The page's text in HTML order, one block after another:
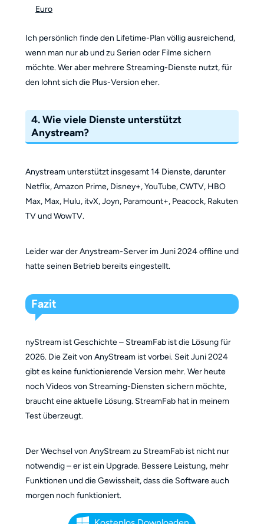
Euro
Ich persönlich finde den Lifetime-Plan völlig ausreichend,
wenn man nur ab und zu Serien oder Filme sichern
möchte. Wer aber mehrere Streaming-Dienste nutzt, für
den lohnt sich die Plus-Version eher.
4. Wie viele Dienste unterstützt
Anystream?
Anystream unterstützt insgesamt 14 Dienste, darunter
Netflix, Amazon Prime, Disney+, YouTube, CWTV, HBO
Max, Max, Hulu, itvX, Joyn, Paramount+, Peacock, Rakuten
TV und WowTV.
Leider war der Anystream-Server im Juni 2024 offline und
hatte seinen Betrieb bereits eingestellt.
Fazit
nyStream ist Geschichte – StreamFab ist die Lösung für
2026. Die Zeit von AnyStream ist vorbei. Seit Juni 2024
gibt es keine funktionierende Version mehr. Wer heute
noch Videos von Streaming-Diensten sichern möchte,
braucht eine aktuelle Lösung. StreamFab hat in meinem
Test überzeugt.
Der Wechsel von AnyStream zu StreamFab ist nicht nur
notwendig – er ist ein Upgrade. Bessere Leistung, mehr
Funktionen und die Gewissheit, dass die Software auch
morgen noch funktioniert.